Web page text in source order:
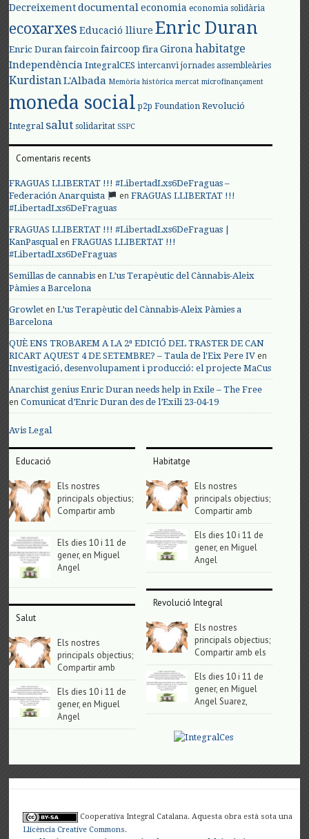
Decreixement documental economia economia solidària
ecoxarxes Educació lliure Enric Duran
Enric Duran faircoin faircoop fira Girona habitatge
Independència IntegralCES intercanvi jornades assembleàries
KurdistanL'Albada Memòria històrica mercat microfinançament
moneda social p2p Foundation Revolució
Integral salut solidaritat SSPC
Comentaris recents
FRAGUAS LLIBERTAT !!! #LibertadLxs6DeFraguas –
Federación Anarquista
enFRAGUAS LLIBERTAT !!!
#LibertadLxs6DeFraguas
FRAGUAS LLIBERTAT !!! #LibertadLxs6DeFraguas |
KanPasqualenFRAGUAS LLIBERTAT !!!
#LibertadLxs6DeFraguas
Semillas de cannabis enL’us Terapèutic del Cànnabis-Aleix
Pàmies a Barcelona
Growlet enL’us Terapèutic del Cànnabis-Aleix Pàmies a
Barcelona
QUÈ ENS TROBAREM A LA 2ª EDICIÓ DEL TRASTER DE CAN
RICART AQUEST 4 DE SETEMBRE? – Taula de l'Eix Pere IV en
Investigació, desenvolupament i producció: el projecte MaCus
Anarchist genius Enric Duran needs help in Exile – The Free
enComunicat d’Enric Duran des de l’Exili 23-04-19
Avis Legal
Educació
Els nostres
principals objectius;
Compartir amb
Els dies 10 i 11 de
gener, en Miguel
Angel
Salut
Els nostres
principals objectius;
Compartir amb
Els dies 10 i 11 de
gener, en Miguel
Angel
Habitatge
Els nostres
principals objectius;
Compartir amb
Els dies 10 i 11 de
gener, en Miguel
Angel
Revolució Integral
Els nostres
principals objectius;
Compartir amb els
Els dies 10 i 11 de
gener, en Miguel
Angel Suarez,
Cooperativa Integral Catalana. Aquesta obra està sota una
Llicència Creative Commons.